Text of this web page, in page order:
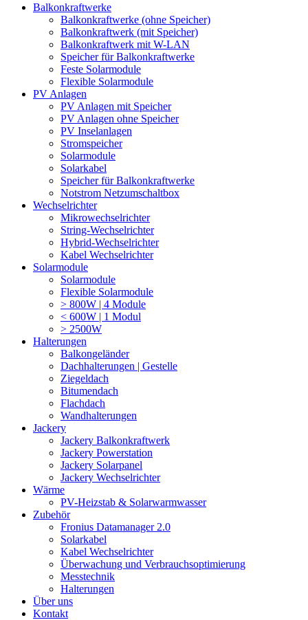
Balkonkraftwerke
Balkonkraftwerke (ohne Speicher)
Balkonkraftwerk (mit Speicher)
Balkonkraftwerk mit W-LAN
Speicher für Balkonkraftwerke
Feste Solarmodule
Flexible Solarmodule
PV Anlagen
PV Anlagen mit Speicher
PV Anlagen ohne Speicher
PV Inselanlagen
Stromspeicher
Solarmodule
Solarkabel
Speicher für Balkonkraftwerke
Notstrom Netzumschaltbox
Wechselrichter
Mikrowechselrichter
String-Wechselrichter
Hybrid-Wechselrichter
Kabel Wechselrichter
Solarmodule
Solarmodule
Flexible Solarmodule
> 800W | 4 Module
< 600W | 1 Modul
> 2500W
Halterungen
Balkongeländer
Dachhalterungen | Gestelle
Ziegeldach
Bitumendach
Flachdach
Wandhalterungen
Jackery
Jackery Balkonkraftwerk
Jackery Powerstation
Jackery Solarpanel
Jackery Wechselrichter
Wärme
PV-Heizstab & Solarwarmwasser
Zubehör
Fronius Datamanager 2.0
Solarkabel
Kabel Wechselrichter
Überwachung und Verbrauchsoptimierung
Messtechnik
Halterungen
Über uns
Kontakt